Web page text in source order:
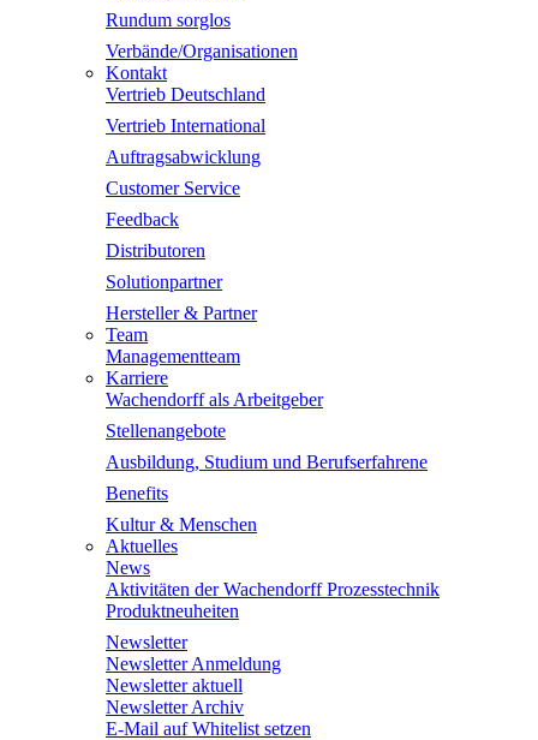
Rundum sorglos
Verbände/Organisationen
Kontakt
Vertrieb Deutschland
Vertrieb International
Auftragsabwicklung
Customer Service
Feedback
Distributoren
Solutionpartner
Hersteller & Partner
Team
Managementteam
Karriere
Wachendorff als Arbeitgeber
Stellenangebote
Ausbildung, Studium und Berufserfahrene
Benefits
Kultur & Menschen
Aktuelles
News
Aktivitäten der Wachendorff Prozesstechnik
Produktneuheiten
Newsletter
Newsletter Anmeldung
Newsletter aktuell
Newsletter Archiv
E-Mail auf Whitelist setzen